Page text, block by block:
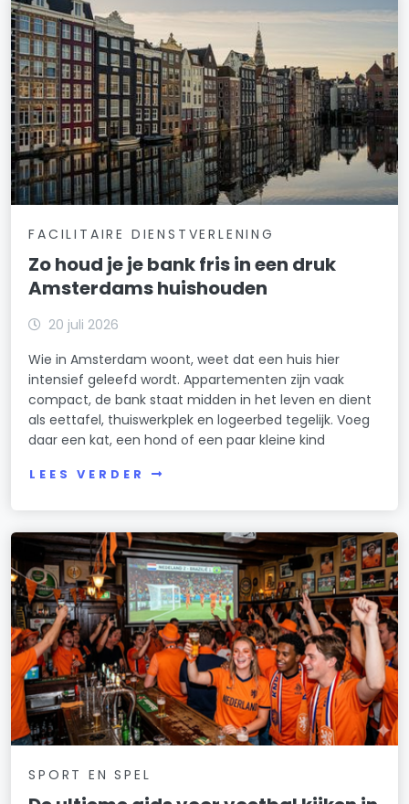
FACILITAIRE DIENSTVERLENING
Zo houd je je bank fris in een druk
Amsterdams huishouden
20 juli 2026
Wie in Amsterdam woont, weet dat een huis hier
intensief geleefd wordt. Appartementen zijn vaak
compact, de bank staat midden in het leven en dient
als eettafel, thuiswerkplek en logeerbed tegelijk. Voeg
daar een kat, een hond of een paar kleine kind
LEES VERDER
SPORT EN SPEL